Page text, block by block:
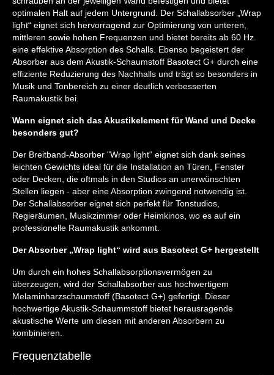
optimalen Halt auf jedem Untergrund. Der Schallabsorber „Wrap
light“ eignet sich hervorragend zur Optimierung von unteren,
mittleren sowie hohen Frequenzen und bietet bereits ab 60 Hz.
eine effektive Absorption des Schalls. Ebenso begeistert der
Absorber aus dem Akustik-Schaumstoff Basotect G+ durch eine
effiziente Reduzierung des Nachhalls und trägt so besonders in
Musik und Tonbereich zu einer deutlich verbesserten
Raumakustik bei.
Wann eignet sich das Akustikelement für Wand und Decke
besonders gut?
Der Breitband-Absorber "Wrap light“ eignet sich dank seines
leichten Gewichts ideal für die Installation an Türen, Fenster
oder Decken, die oftmals in den Studios an unerwünschten
Stellen liegen - aber eine Absorption zwingend notwendig ist.
Der Schallabsorber eignet sich perfekt für Tonstudios,
Regieräumen, Musikzimmer oder Heimkinos, wo es auf ein
professionelle Raumakustik ankommt.
Der Absorber „Wrap light“ wird aus Basotect G+ hergestellt
Um durch ein hohes Schallabsorptionsvermögen zu
überzeugen, wird der Schallabsorber aus hochwertigem
Melaminharzschaumstoff (Basotect G+) gefertigt. Dieser
hochwertige Akustik-Schaummstoff bietet herausragende
akustische Werte um diesen mit anderen Absorbern zu
kombinieren.
Frequenztabelle